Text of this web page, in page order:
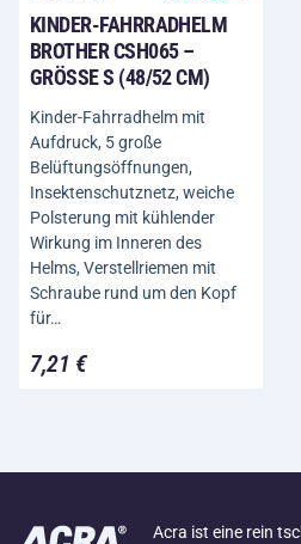
KINDER-FAHRRADHELM
BROTHER CSH065 –
GRÖSSE S (48/52 CM)
Kinder-Fahrradhelm mit
Aufdruck, 5 große
Belüftungsöffnungen,
Insektenschutznetz, weiche
Polsterung mit kühlender
Wirkung im Inneren des
Helms, Verstellriemen mit
Schraube rund um den Kopf
für…
7,21 €
Acra ist eine rein